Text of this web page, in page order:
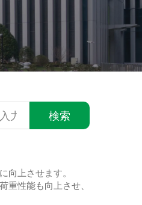
検索
向上させます。
重性能も向上させ、